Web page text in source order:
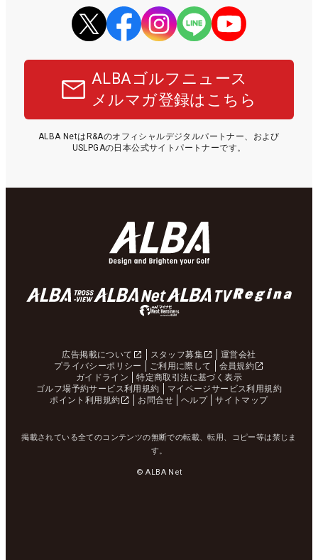
ALBAゴルフニュース
メルマガ登録はこちら
ALBA NetはR&Aのオフィシャルデジタルパートナー、および
USLPGAの日本公式サイトパートナーです。
広告掲載について スタッフ募集
運営会社
プライバシーポリシー
ご利用に際して
会員規約
ガイドライン
特定商取引法に基づく表示
ゴルフ場予約サービス利用規約
マイページサービス利用規約
ポイント利用規約
お問合せ ヘルプ サイトマップ
掲載されている全てのコンテンツの無断での転載、転用、コピー等は禁じま
す。
© ALBA Net